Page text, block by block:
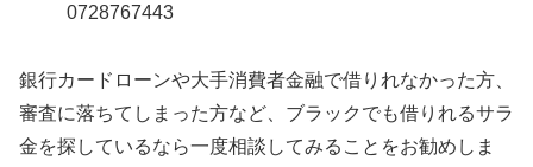
0728767443
銀行カードローンや大手消費者金融で借りれなかった方、
審査に落ちてしまった方など、ブラックでも借りれるサラ
金を探しているなら一度相談してみることをお勧めしま